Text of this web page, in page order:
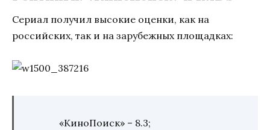
Сериал получил высокие оценки, как на
российских, так и на зарубежных площадках:
«КиноПоиск» – 8.3;